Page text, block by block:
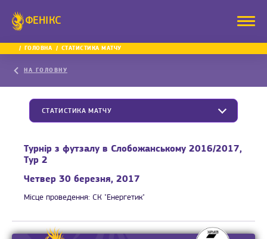
ФЕНІКС
ГОЛОВНА СТАТИСТИКА МАТЧУ
НА ГОЛОВНУ
СТАТИСТИКА МАТЧУ
Турнір з футзалу в Слобожанському 2016/2017,
Тур 2
Четвер 30 березня, 2017
Місце проведення: СК "Енергетик"